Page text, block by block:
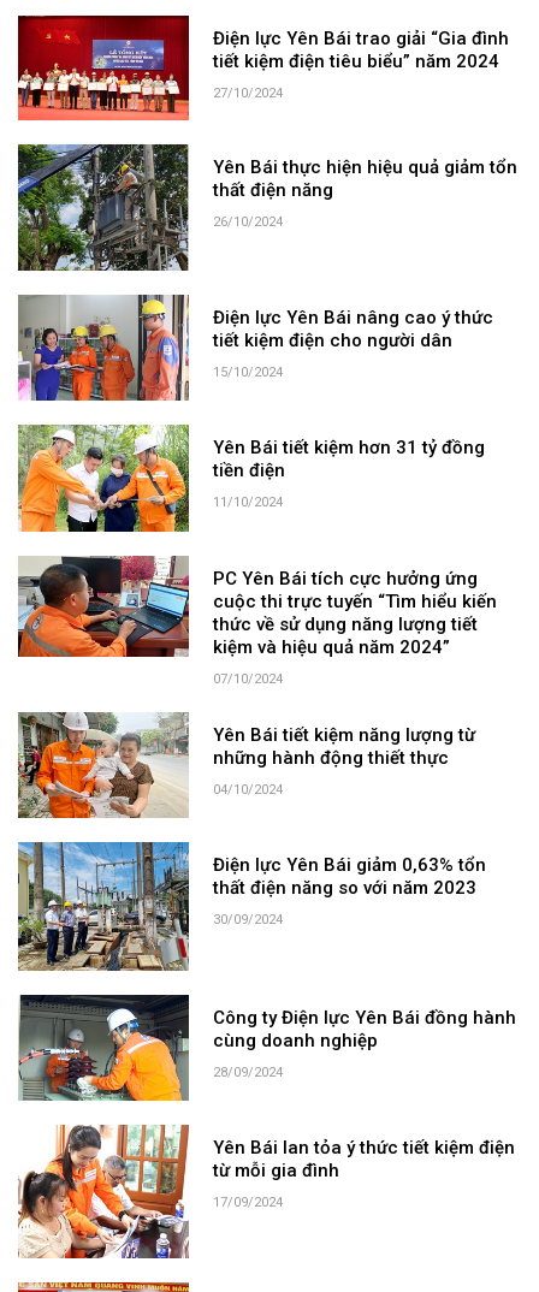
Điện lực Yên Bái trao giải “Gia đình
tiết kiệm điện tiêu biểu” năm 2024
27/10/2024
Yên Bái thực hiện hiệu quả giảm tổn
thất điện năng
26/10/2024
Điện lực Yên Bái nâng cao ý thức
tiết kiệm điện cho người dân
15/10/2024
Yên Bái tiết kiệm hơn 31 tỷ đồng
tiền điện
11/10/2024
PC Yên Bái tích cực hưởng ứng
cuộc thi trực tuyến “Tìm hiểu kiến
thức về sử dụng năng lượng tiết
kiệm và hiệu quả năm 2024”
07/10/2024
Yên Bái tiết kiệm năng lượng từ
những hành động thiết thực
04/10/2024
Điện lực Yên Bái giảm 0,63% tổn
thất điện năng so với năm 2023
30/09/2024
Công ty Điện lực Yên Bái đồng hành
cùng doanh nghiệp
28/09/2024
Yên Bái lan tỏa ý thức tiết kiệm điện
từ mỗi gia đình
17/09/2024